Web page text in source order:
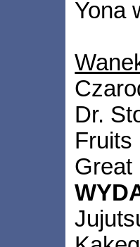
Yona
Dr.
Fruits